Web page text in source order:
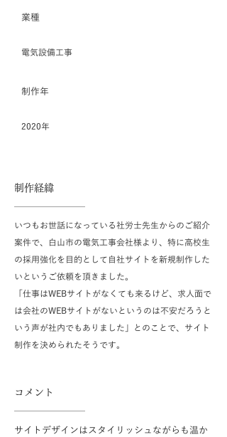
​業種
電気設備工事
​制作年
​2020年
​制作経緯
​いつもお世話になっている社労士先生からのご紹介
案件で、白山市の電気工事会社様より、特に高校生
の採用強化を目的として自社サイトを新規制作した
いというご依頼を頂きました。
「​仕事はWEBサイトがなくても来るけど、求人面で
は会社のWEBサイトがないというのは不安だろうと
いう声が社内でもありました」とのことで、サイト
制作を決められたそうです。
​コメント
​サイトデザインはスタイリッシュながらも温か